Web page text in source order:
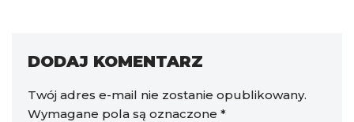
DODAJ KOMENTARZ
Twój adres e-mail nie zostanie opublikowany.
Wymagane pola są oznaczone *